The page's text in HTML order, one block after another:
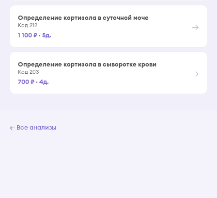
Определение кортизола в суточной моче
Код 212
1 100 ₽· 5д.
→
Определение кортизола в сыворотке крови
Код 203
700 ₽· 4д.
→
← Все анализы